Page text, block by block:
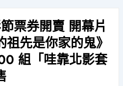
票券開賣 開幕片
祖先是你家的鬼》
組「哇靠北影套